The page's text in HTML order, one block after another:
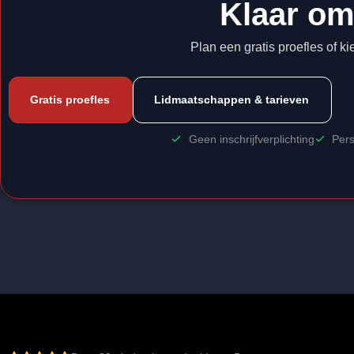
Klaar
Plan een gratis proefles of
Gratis proefles Lidmaatschappen & tarieven
Geen inschrijfverplichting